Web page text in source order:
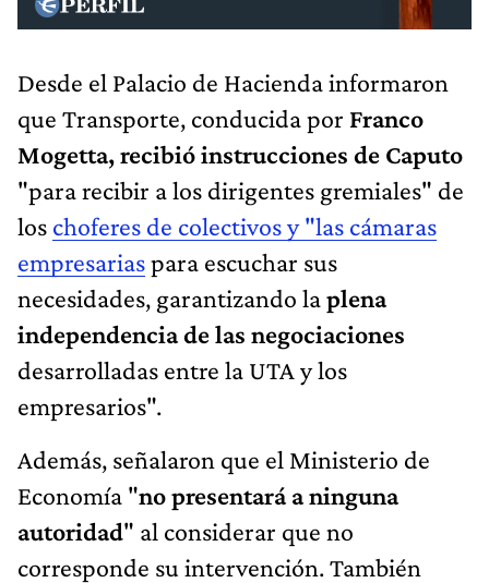
Desde el Palacio de Hacienda informaron
que Transporte, conducida por Franco
Mogetta, recibió instrucciones de Caputo
"para recibir a los dirigentes gremiales" de
los choferes de colectivos y "las cámaras
empresariaspara escuchar sus
necesidades, garantizando laplena
independencia de las negociaciones
desarrolladas entre la UTA y los
empresarios".
Además, señalaron que el Ministerio de
Economía "no presentará a ninguna
autoridad" al considerar que no
corresponde su intervención. También